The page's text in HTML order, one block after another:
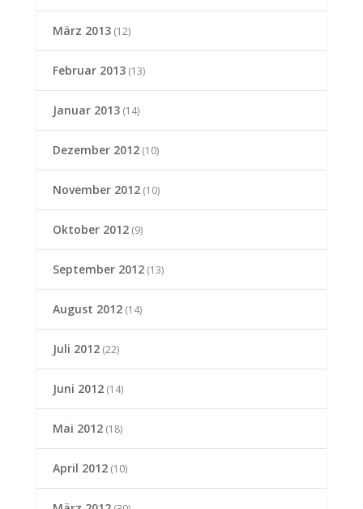
März 2013(12)
Februar 2013(13)
Januar 2013(14)
Dezember 2012(10)
November 2012(10)
Oktober 2012(9)
September 2012(13)
August 2012(14)
Juli 2012(22)
Juni 2012(14)
Mai 2012(18)
April 2012(10)